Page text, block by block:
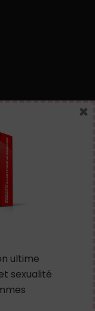
ultime
sexualité
×